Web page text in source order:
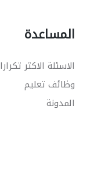
المساعدة
الاسئلة الاكثر تكرارا
وظائف تعليم
المدونة